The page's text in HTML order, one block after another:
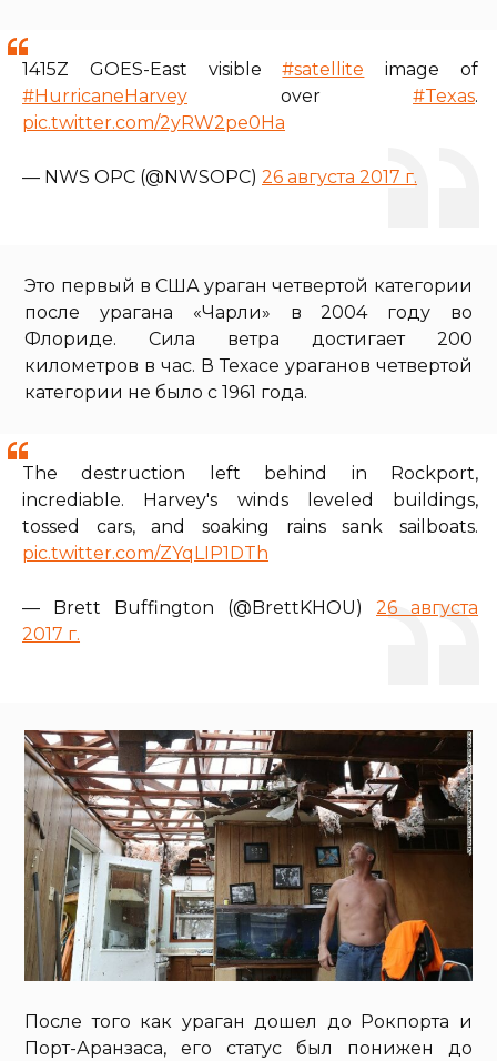
1415Z GOES-East visible#satellite image of
#HurricaneHarvey over#Texas.
pic.twitter.com/2yRW2pe0Ha
— NWS OPC (@NWSOPC)26 августа 2017 г.
Это первый в США ураган четвертой категории
после урагана «Чарли» в 2004 году во
Флориде. Сила ветра достигает 200
километров в час. В Техасе ураганов четвертой
категории не было с 1961 года.
The destruction left behind in Rockport,
incrediable. Harvey's winds leveled buildings,
tossed cars, and soaking rains sank sailboats.
pic.twitter.com/ZYqLIP1DTh
— Brett Buffington (@BrettKHOU)26 августа
2017 г.
После того как ураган дошел до Рокпорта и
Порт-Аранзаса, его статус был понижен до